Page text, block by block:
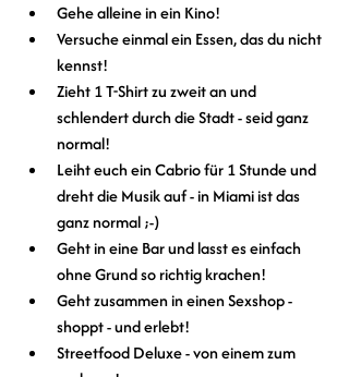
Gehe alleine in ein Kino!
Versuche einmal ein Essen, das du nicht
kennst!
Zieht 1 T-Shirt zu zweit an und
schlendert durch die Stadt - seid ganz
normal!
Leiht euch ein Cabrio für 1 Stunde und
dreht die Musik auf - in Miami ist das
ganz normal ;-)
Geht in eine Bar und lasst es einfach
ohne Grund so richtig krachen!
Geht zusammen in einen Sexshop -
shoppt - und erlebt!
Streetfood Deluxe - von einem zum